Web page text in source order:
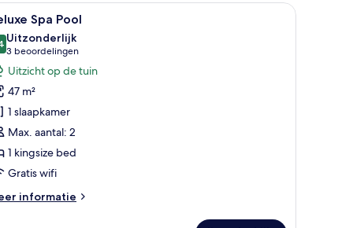
bed, een bureau en uitzicht op zee.Een moderne hotelkamer met een groot
5 Spa Pool
van 10
Uitzonderlijk
3 beoordelingen
(3
beoordelingen)
Uitzicht op de tuin
47 m²
1 slaapkamer
Max. aantal: 2
1 kingsize bed
Gratis wifi
informatie